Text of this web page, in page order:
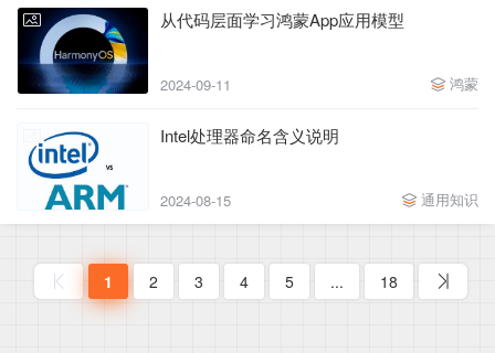
从代码层面学习鸿蒙App应用模型
2024-09-11 鸿蒙
Intel处理器命名含义说明
2024-08-15 通用知识
1 2 3 4 5 ... 18